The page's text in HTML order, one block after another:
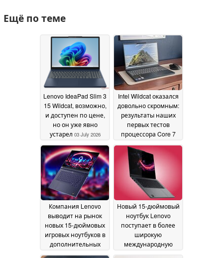
Ещё по теме
Lenovo IdeaPad Slim 3
15 Wildcat, возможно,
и доступен по цене,
но он уже явно
устарел 03 July 2026
Intel Wildcat оказался
довольно скромным:
результаты наших
первых тестов
процессора Core 7
лишь умеренные
показатели
производительности
02 July 2026
Компания Lenovo
выводит на рынок
новых 15-дюймовых
игровых ноутбуков в
дополнительных
Новый 15-дюймовый
ноутбук Lenovo
поступает в более
широкую
международную